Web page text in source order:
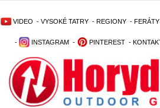
VIDEO - VYSOKÉ TATRY - REGIONY - FERÁTY
- INSTAGRAM - PINTEREST -